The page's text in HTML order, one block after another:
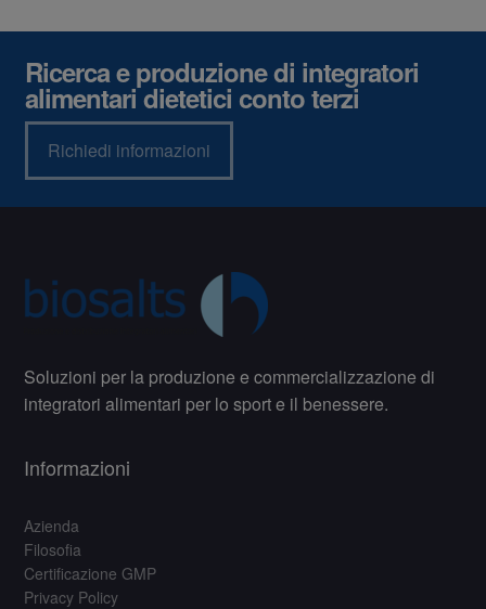
Ricerca e produzione di integratori
alimentari dietetici conto terzi
Richiedi informazioni
Soluzioni per la produzione e commercializzazione di
integratori alimentari per lo sport e il benessere.
Informazioni
Azienda
Filosofia
Certificazione GMP
Privacy Policy